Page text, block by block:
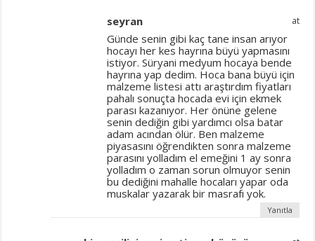
seyran at
Günde senin gibi kaç tane insan arıyor
hocayı her kes hayrına büyü yapmasını
istiyor. Süryani medyum hocaya bende
hayrına yap dedim. Hoca bana büyü için
malzeme listesi attı araştırdım fiyatları
pahalı sonuçta hocada evi için ekmek
parası kazanıyor. Her önüne gelene
senin dediğin gibi yardımcı olsa batar
adam acından ölür. Ben malzeme
piyasasını öğrendikten sonra malzeme
parasını yolladım el emeğini 1 ay sonra
yolladım o zaman sorun olmuyor senin
bu dediğini mahalle hocaları yapar oda
muskalar yazarak bir masrafı yok.
Yanıtla